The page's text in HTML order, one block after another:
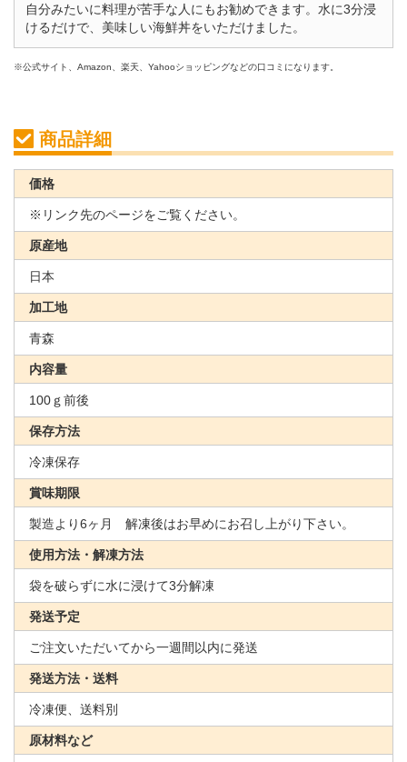
自分みたいに料理が苦手な人にもお勧めできます。水に3分浸
けるだけで、美味しい海鮮丼をいただけました。
※公式サイト、Amazon、楽天、Yahooショッピングなどの口コミになります。
商品詳細
価格
※リンク先のページをご覧ください。
原産地
日本
加工地
青森
内容量
100ｇ前後
保存方法
冷凍保存
賞味期限
製造より6ヶ月 解凍後はお早めにお召し上がり下さい。
使用方法・解凍方法
袋を破らずに水に浸けて3分解凍
発送予定
ご注文いただいてから一週間以内に発送
発送方法・送料
冷凍便、送料別
原材料など